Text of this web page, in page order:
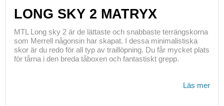
LONG SKY 2 MATRYX
MTL Long sky 2 är de lättaste och snabbaste terrängskorna
som Merrell någonsin har skapat. I dessa minimalistiska
skor är du redo för all typ av traillöpning. Du får mycket plats
för tårna i den breda tåboxen och fantastiskt grepp.
Läs mer